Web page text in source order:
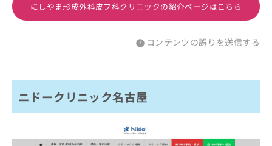
にしやま形成外科皮フ科クリニックの紹介ページはこちら
コンテンツの誤りを送信する
ニドークリニック名古屋